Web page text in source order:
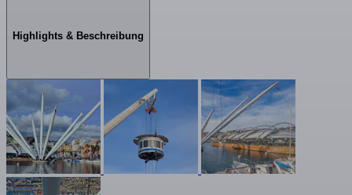
Highlights & Beschreibung